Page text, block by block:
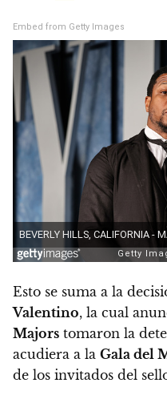
Embed from Getty Images
Esto se suma a la
Valentino, la cual
Majors tomaron la
acudiera a la Gala del
de los invitados del